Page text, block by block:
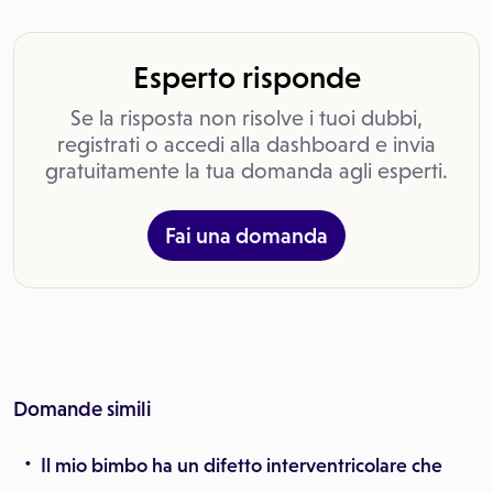
Esperto risponde
Se la risposta non risolve i tuoi dubbi,
registrati o accedi alla dashboard e invia
gratuitamente la tua domanda agli esperti.
Fai una domanda
Domande simili
Il mio bimbo ha un difetto interventricolare che